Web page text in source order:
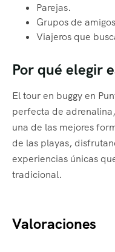
Parejas.
Grupos de
Viajeros que
Por qué elegir
El tour en buggy en
perfecta de
una de las mejores
de las playas,
experiencias únicas
tradicional.
Valoraciones